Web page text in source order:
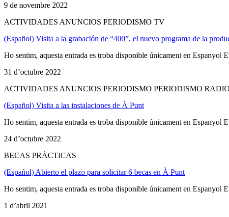
9 de novembre 2022
ACTIVIDADES ANUNCIOS PERIODISMO TV
(Español) Visita a la grabación de “400”, el nuevo programa de la
Ho sentim, aquesta entrada es troba disponible únicament en Espanyol
31 d’octubre 2022
ACTIVIDADES ANUNCIOS PERIODISMO PERIODISMO RADIO
(Español) Visita a las instalaciones de À Punt
Ho sentim, aquesta entrada es troba disponible únicament en Espanyol
24 d’octubre 2022
BECAS PRÁCTICAS
(Español) Abierto el plazo para solicitar 6 becas en À Punt
Ho sentim, aquesta entrada es troba disponible únicament en Espanyol
1 d’abril 2021